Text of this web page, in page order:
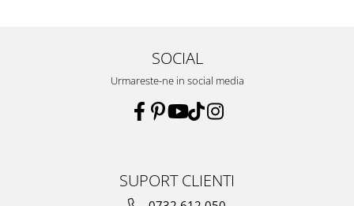
SOCIAL
Urmareste-ne in social media
SUPORT CLIENTI